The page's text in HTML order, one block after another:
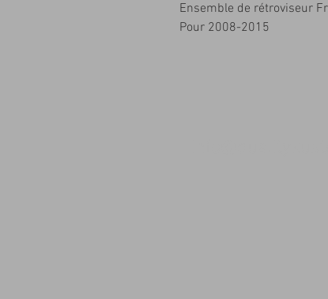
Ensemble de rétroviseur
Pour 2008-2015